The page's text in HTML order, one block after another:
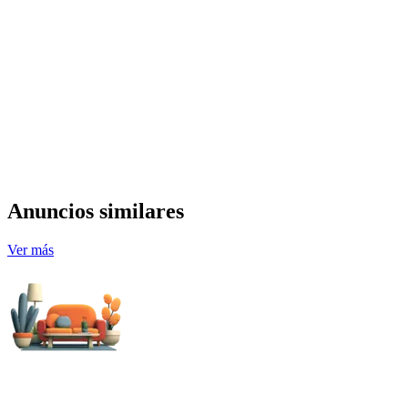
Anuncios similares
Ver más